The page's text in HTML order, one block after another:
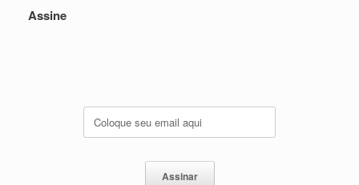
Assine